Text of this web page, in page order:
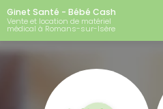
Aller
au
contenu
principal
Ginet Santé - Bébé Cash
Vente et location de matériel
médical à Romans-sur-Isère